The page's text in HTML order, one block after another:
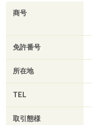
商号
免許番号
所在地
TEL
取引態様